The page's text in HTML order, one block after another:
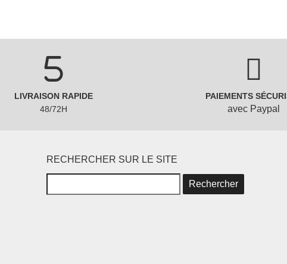
LIVRAISON RAPIDE
48/72H
PAIEMENTS
avec Paypal
RECHERCHER SUR LE SITE